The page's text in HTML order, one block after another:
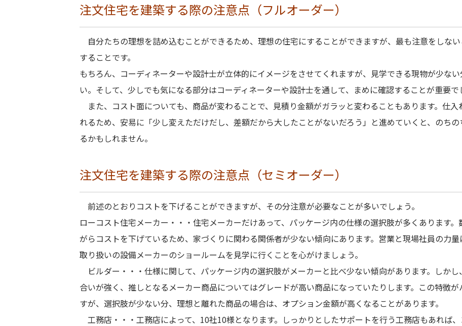
注文住宅を建築する際の注意点（フルオーダー）
自分たちの理想を詰め込むことができるため、理想の住宅にすることができますが、最も注意をしな
することです。
もちろん、コーディネーターや設計士が立体的にイメージをさせてくれますが、見学できる現物が少な
い。そして、少しでも気になる部分はコーディネーターや設計士を通して、まめに確認することが重要で
また、コスト面についても、商品が変わることで、見積り金額がガラッと変わることもあります。仕
れるため、安易に「少し変えただけだし、差額だから大したことがないだろう」と進めていくと、のち
るかもしれません。
注文住宅を建築する際の注意点（セミオーダー）
前述のとおりコストを下げることができますが、その分注意が必要なことが多いでしょう。
ローコスト住宅メーカー・・・住宅メーカーだけあって、パッケージ内の仕様の選択肢が多くあります
がらコストを下げているため、家づくりに関わる関係者が少ない傾向にあります。営業と現場社員の力
取り扱いの設備メーカーのショールームを見学に行くことを心がけましょう。
ビルダー・・・仕様に関して、パッケージ内の選択肢がメーカーと比べ少ない傾向があります。しか
合いが強く、推しとなるメーカー商品についてはグレードが高い商品になっていたりします。この特徴
すが、選択肢が少ない分、理想と離れた商品の場合は、オプション金額が高くなることがあります。
工務店・・・工務店によって、10社10様となります。しっかりとしたサポートを行う工務店もあれば